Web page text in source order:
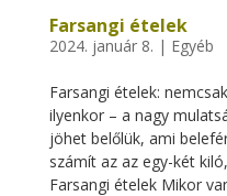
Farsangi ételek
2024. január 8. | Egyéb
Farsangi ételek:
ilyenkor – a nagy
jöhet belőlük, ami
számít az az egy-két
Farsangi ételek Mikor